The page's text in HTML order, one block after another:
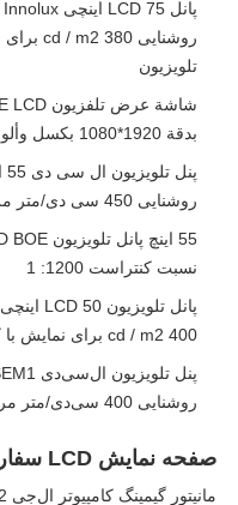
تلویزیون
بدقة 1920*1080 بكسل وألوان 16.7 مليون وموصل 51PIN
روشنایی 450 سی دی/متر مربع با وضوح 1920*1080 و کانکتور 51 پین
نسبت کنتراست 1200: 1
400 cd / m2 برای نمایش با کیفیت بالا
روشنایی 400 سی‌دی/متر مربع و سبک IPS 51 پین
صفحه نمایش LCD سفارشی